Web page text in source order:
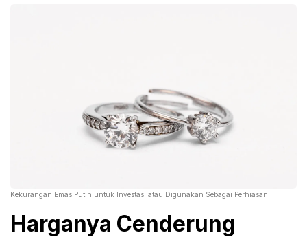
Kekurangan Emas Putih untuk Investasi atau Digunakan Sebagai Perhiasan
Harganya Cenderung